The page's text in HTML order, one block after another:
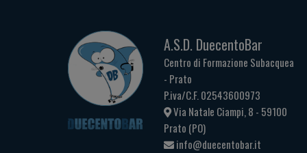
A.S.D. DuecentoBar
Centro di Formazione Subacquea
- Prato
P.iva/C.F. 02543600973
Via Natale Ciampi, 8 - 59100
Prato (PO)
info@duecentobar.it